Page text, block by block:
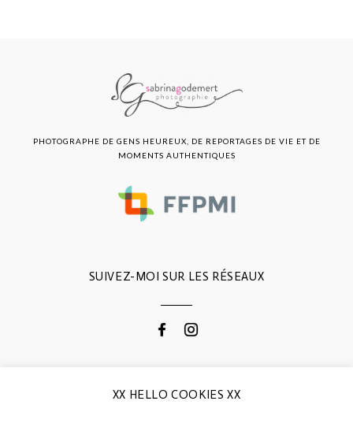
SUIVEZ-MOI SUR LES RÉSEAUX
PHOTOGRAPHE DE GENS HEUREUX, DE REPORTAGES DE VIE ET DE
MOMENTS AUTHENTIQUES
CONTACTEZ-MOI
XX HELLO COOKIES XX